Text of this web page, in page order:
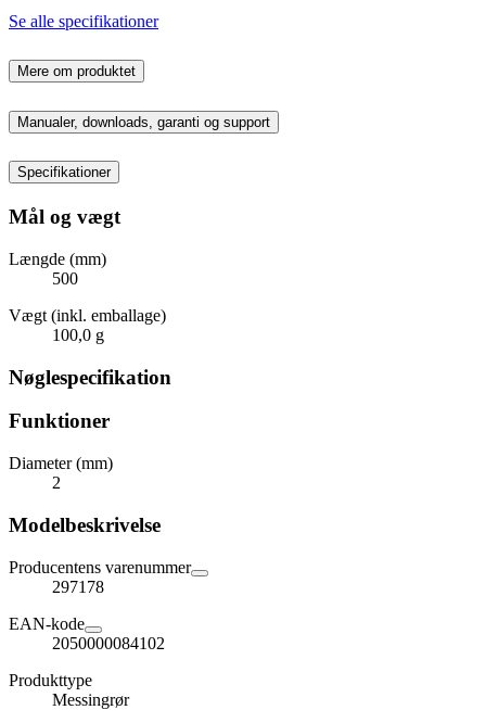
Se alle specifikationer
Mere om produktet
Manualer, downloads, garanti og support
Specifikationer
Mål og vægt
Længde (mm)
500
Vægt (inkl. emballage)
100,0 g
Nøglespecifikation
Funktioner
Diameter (mm)
2
Modelbeskrivelse
Producentens varenummer
297178
EAN-kode
2050000084102
Produkttype
Messingrør